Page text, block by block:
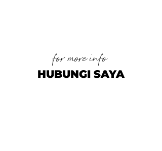
HUBUNGI SAYA
for more info